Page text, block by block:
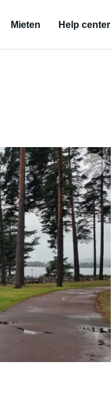
Mieten Help center